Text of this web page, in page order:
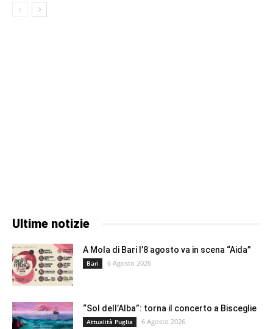
Ultime notizie
A Mola di Bari l’8 agosto va in scena “Aida”
Bari 6 Agosto 2026
“Sol dell’Alba”: torna il concerto a Bisceglie
Attualità Puglia 6 Agosto 2026